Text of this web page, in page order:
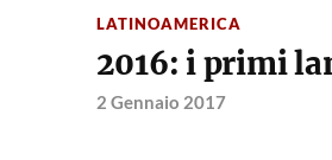
LATINOAMERICA
2016: i primi
2 Gennaio 2017